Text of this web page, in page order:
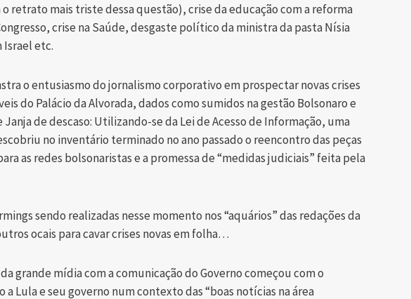
retrato mais triste dessa questão), crise da educação com a reforma
crise na Saúde, desgaste político da ministra da pasta Nísia
etc.
o entusiasmo do jornalismo corporativo em prospectar novas crises
do Palácio da Alvorada, dados como sumidos na gestão Bolsonaro e
de descaso: Utilizando-se da Lei de Acesso de Informação, uma
no inventário terminado no ano passado o reencontro das peças
as redes bolsonaristas e a promessa de “medidas judiciais” feita pela
sendo realizadas nesse momento nos “aquários” das redações da
ocais para cavar crises novas em folha…
grande mídia com a comunicação do Governo começou com o
a Lula e seu governo num contexto das “boas notícias na área